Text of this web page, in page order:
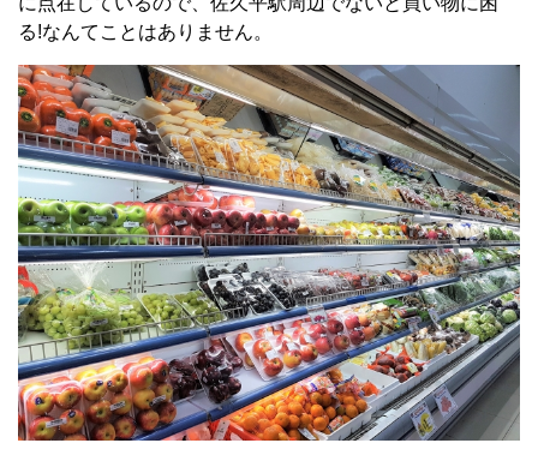
る!なんてことはありません。